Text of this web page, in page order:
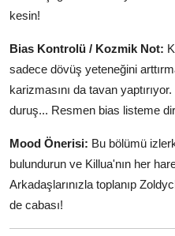
kesin!
Bias Kontrolü / Kozmik Not:
sadece dövüş yeteneğini
karizmasını da tavan
duruş... Resmen bias listeme
Mood Önerisi: Bu bölümü
bulundurun ve Killua'nın her
Arkadaşlarınızla toplanıp
de cabası!